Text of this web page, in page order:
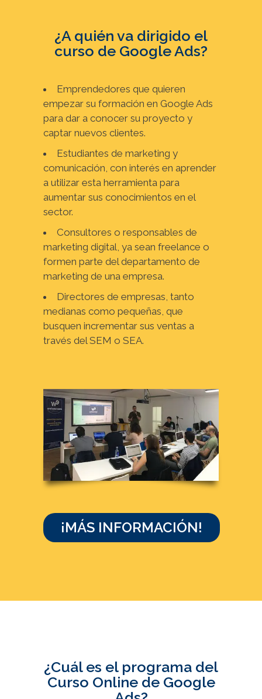
¿A quién va dirigido el
curso de Google Ads?
Emprendedores que quieren
empezar su formación en Google Ads
para dar a conocer su proyecto y
captar nuevos clientes.
Estudiantes de marketing y
comunicación, con interés en aprender
a utilizar esta herramienta para
aumentar sus conocimientos en el
sector.
Consultores o responsables de
marketing digital, ya sean freelance o
formen parte del departamento de
marketing de una empresa.
Directores de empresas, tanto
medianas como pequeñas, que
busquen incrementar sus ventas a
través del SEM o SEA.
¡MÁS INFORMACIÓN!
¿Cuál es el programa del
Curso Online de Google